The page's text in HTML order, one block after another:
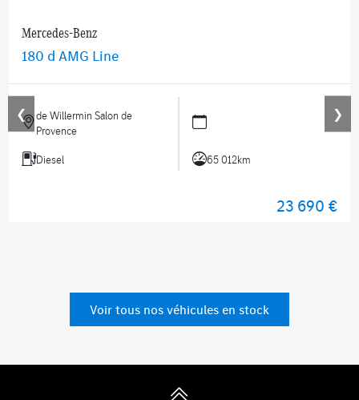
❮
Mercedes-Benz
180 d AMG Line
de Willermin Salon de
Provence
Diesel 65 012km
23 690 €
❯
Voir tous nos véhicules en stock